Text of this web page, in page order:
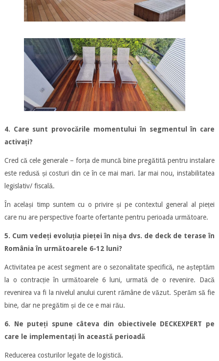
4. Care sunt provocările momentului în segmentul în care
activați?
Cred că cele generale – forța de muncă bine pregătită pentru instalare
este redusă și costuri din ce în ce mai mari. Iar mai nou, instabilitatea
legislativ/ fiscală.
În același timp suntem cu o privire și pe contextul general al pieței
care nu are perspective foarte ofertante pentru perioada următoare.
5. Cum vedeți evoluția pieței în nișa dvs. de deck de terase în
România în următoarele 6-12 luni?
Activitatea pe acest segment are o sezonalitate specifică, ne așteptăm
la o contracție în următoarele 6 luni, urmată de o revenire. Dacă
revenirea va fi la nivelul anului curent rămâne de văzut. Sperăm să fie
bine, dar ne pregătim și de ce e mai rău.
6. Ne puteți spune câteva din obiectivele DECKEXPERT pe
care le implementați în această perioadă
Reducerea costurilor legate de logistică.